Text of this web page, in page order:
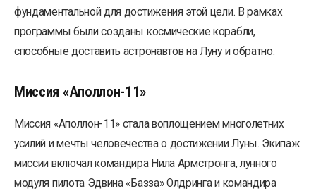
фундаментальной для достижения этой цели. В рамках
программы были созданы космические корабли,
способные доставить астронавтов на Луну и обратно.
Миссия «Аполлон-11»
Миссия «Аполлон-11» стала воплощением многолетних
усилий и мечты человечества о достижении Луны. Экипаж
миссии включал командира Нила Армстронга, лунного
модуля пилота Эдвина «Базза» Олдринга и командира